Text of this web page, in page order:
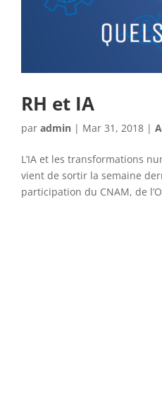
RH et IA
paradmin | Mar 31, 2018 |
L’IA et les transformations
vient de sortir la semaine
participation du CNAM, de